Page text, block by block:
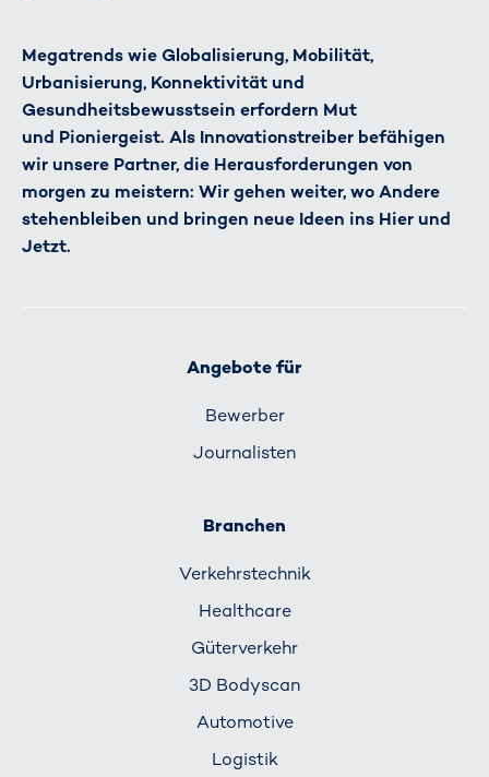
Megatrends wie Globalisierung, Mobilität,
Urbanisierung, Konnektivität und
Gesundheitsbewusstsein erfordern Mut
und Pioniergeist. Als Innovationstreiber befähigen
wir unsere Partner, die Herausforderungen von
morgen zu meistern: Wir gehen weiter, wo Andere
stehenbleiben und bringen neue Ideen ins Hier und
Jetzt.
Angebote für
Bewerber
Journalisten
Branchen
Verkehrs­technik
Healthcare
Güterverkehr
3D Bodyscan
Automotive
Logistik